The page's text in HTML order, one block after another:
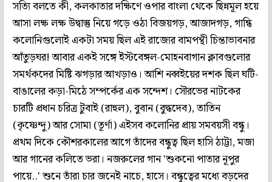
সত্যি বলতে কী, কলকাতার দক্ষিণে ওপার বাংলা থেকে ছিন্নমূল হয়ে
আসা লক্ষ লক্ষ উদ্বাস্তু নিয়ে গড়ে ওঠা বিজয়গড়, আজাদগড়, গান্ধি
কলোনিগুলোই একটা সময় ছিল এই রাজ্যের বামপন্থী চিন্তাভাবনার
আঁতুড়ঘর! আবার একই সঙ্গে ইস্টবেঙ্গল-মোহনবাগান ক্লাবগুলোর
সমর্থকদের মিষ্টি ঝগড়ার আখড়াও। আশি নব্বইয়ের দশক ছিল ঘটি-
বাঙালের কড়া-মিঠে সম্পর্কের এক সন্দেশ। সৌরভের নাটকের
চারটি প্রধান চরিত্র টুবাই (রাহুল), বুবান (বুদ্ধদেব), তাতিন
(কৃষ্ণেন্দু) আর সোমা (তূর্ণা) এইসব কলোনির প্রায় সমবয়সী বন্ধু।
প্রথম দিকে কৌশরকালের আগে তাঁদের বন্ধুত্ব ছিল হাসি ঠাট্টা, মজা
আর গানের কলিতে ভরা। নজরুলের গান 'শুকনো পাতার নূপুর
পায়ে..' শুনে তাঁরা চার জনেই নাচে, হাসে। বন্ধুত্বের মধ্যে বড়দের